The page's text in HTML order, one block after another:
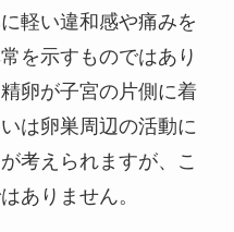
軽い違和感や痛みを
を示すものではあり
卵が子宮の片側に着
は卵巣周辺の活動に
考えられますが、こ
ありません。